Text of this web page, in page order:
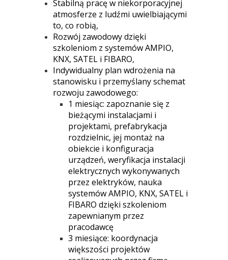
Stabilną pracę w niekorporacyjnej
atmosferze z ludźmi uwielbiającymi
to, co robią,
Rozwój zawodowy dzięki
szkoleniom z systemów AMPIO,
KNX, SATEL i FIBARO,
Indywidualny plan wdrożenia na
stanowisku i przemyślany schemat
rozwoju zawodowego:
1 miesiąc: zapoznanie się z
bieżącymi instalacjami i
projektami, prefabrykacja
rozdzielnic, jej montaż na
obiekcie i konfiguracja
urządzeń, weryfikacja instalacji
elektrycznych wykonywanych
przez elektryków, nauka
systemów AMPIO, KNX, SATEL i
FIBARO dzięki szkoleniom
zapewnianym przez
pracodawcę
3 miesiące: koordynacja
większości projektów